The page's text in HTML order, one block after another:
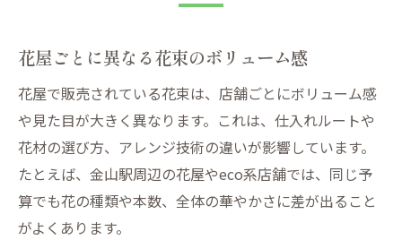
花屋ごとに異なる花束のボリューム感
花屋で販売されている花束は、店舗ごとにボリューム感
や見た目が大きく異なります。これは、仕入れルートや
花材の選び方、アレンジ技術の違いが影響しています。
たとえば、金山駅周辺の花屋やeco系店舗では、同じ予
算でも花の種類や本数、全体の華やかさに差が出ること
がよくあります。